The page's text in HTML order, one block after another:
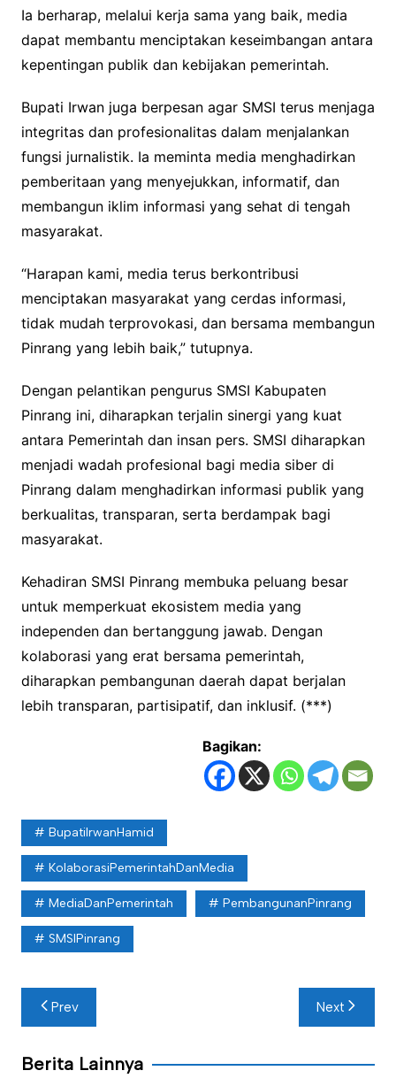
Ia berharap, melalui kerja sama yang baik, media
dapat membantu menciptakan keseimbangan antara
kepentingan publik dan kebijakan pemerintah.
Bupati Irwan juga berpesan agar SMSI terus menjaga
integritas dan profesionalitas dalam menjalankan
fungsi jurnalistik. Ia meminta media menghadirkan
pemberitaan yang menyejukkan, informatif, dan
membangun iklim informasi yang sehat di tengah
masyarakat.
“Harapan kami, media terus berkontribusi
menciptakan masyarakat yang cerdas informasi,
tidak mudah terprovokasi, dan bersama membangun
Pinrang yang lebih baik,” tutupnya.
Dengan pelantikan pengurus SMSI Kabupaten
Pinrang ini, diharapkan terjalin sinergi yang kuat
antara Pemerintah dan insan pers. SMSI diharapkan
menjadi wadah profesional bagi media siber di
Pinrang dalam menghadirkan informasi publik yang
berkualitas, transparan, serta berdampak bagi
masyarakat.
Kehadiran SMSI Pinrang membuka peluang besar
untuk memperkuat ekosistem media yang
independen dan bertanggung jawab. Dengan
kolaborasi yang erat bersama pemerintah,
diharapkan pembangunan daerah dapat berjalan
lebih transparan, partisipatif, dan inklusif. (***)
Bagikan:
BupatiIrwanHamid
KolaborasiPemerintahDanMedia
MediaDanPemerintah PembangunanPinrang
SMSIPinrang
Navigasi
pos
Prev Next
Berita Lainnya